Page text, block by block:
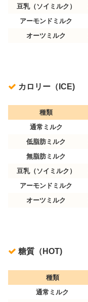
豆乳（ソイミルク）
アーモンドミルク
オーツミルク
カロリー（ICE)
種類
通常ミルク
低脂肪ミルク
無脂肪ミルク
豆乳（ソイミルク）
アーモンドミルク
オーツミルク
糖質（HOT)
種類
通常ミルク